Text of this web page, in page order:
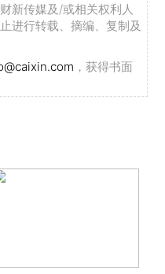
新传媒及/或相关权利人
进行转载、摘编、复制及
，获得书面